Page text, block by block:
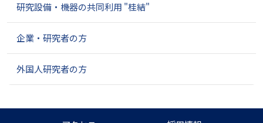
研究設備・機器の共同利用 "桂結"
企業・研究者の方
外国人研究者の方